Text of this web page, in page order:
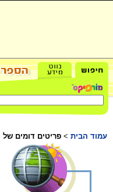
עמוד הבית > פריטים דומים של